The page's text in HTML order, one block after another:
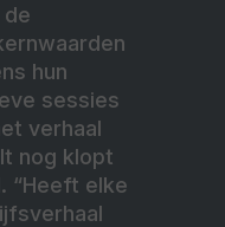
hun
sessies
verhaal
nog klopt
“Heeft elke